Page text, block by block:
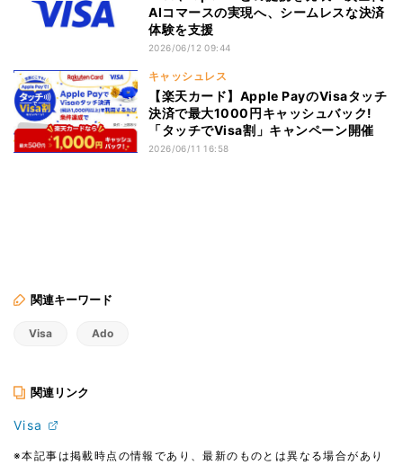
AIコマースの実現へ、シームレスな決済
体験を支援
2026/06/12 09:44
キャッシュレス
【楽天カード】Apple PayのVisaタッチ
決済で最大1000円キャッシュバック!
「タッチでVisa割」キャンペーン開催
2026/06/11 16:58
関連キーワード
Visa Ado
関連リンク
Visa
※本記事は掲載時点の情報であり、最新のものとは異なる場合があり